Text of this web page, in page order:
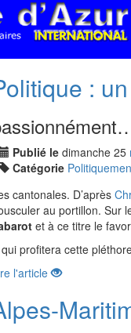
:
Publié le dimanche 25
Catégorie
cantonales. D’après
au portillon. Sur
et à ce titre le
profitera cette
l'article